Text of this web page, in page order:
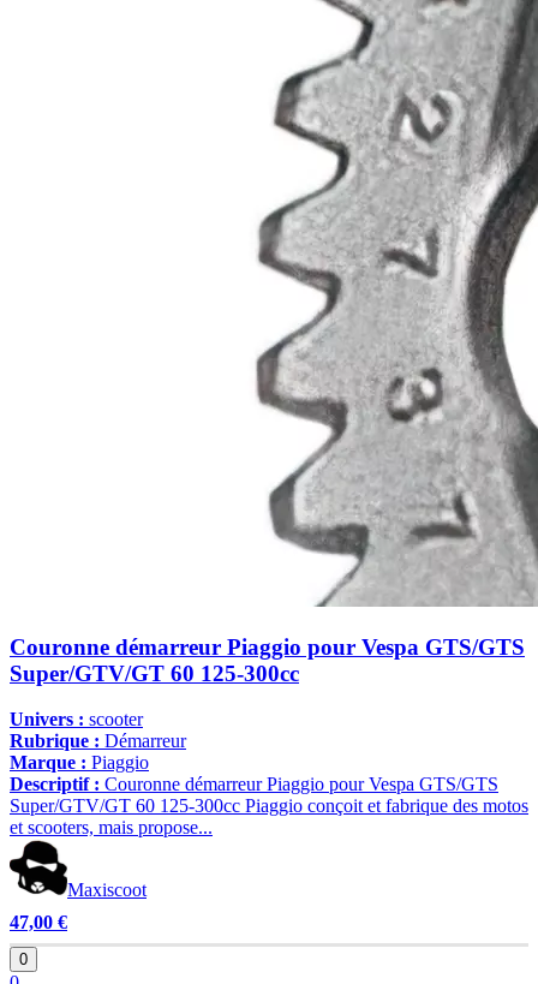
Couronne démarreur Piaggio pour Vespa GTS/GTS
Super/GTV/GT 60 125-300cc
Univers : scooter
Rubrique : Démarreur
Marque : Piaggio
Descriptif : Couronne démarreur Piaggio pour Vespa GTS/GTS
Super/GTV/GT 60 125-300cc Piaggio conçoit et fabrique des motos
et scooters, mais propose...
Maxiscoot
47,00 €
0